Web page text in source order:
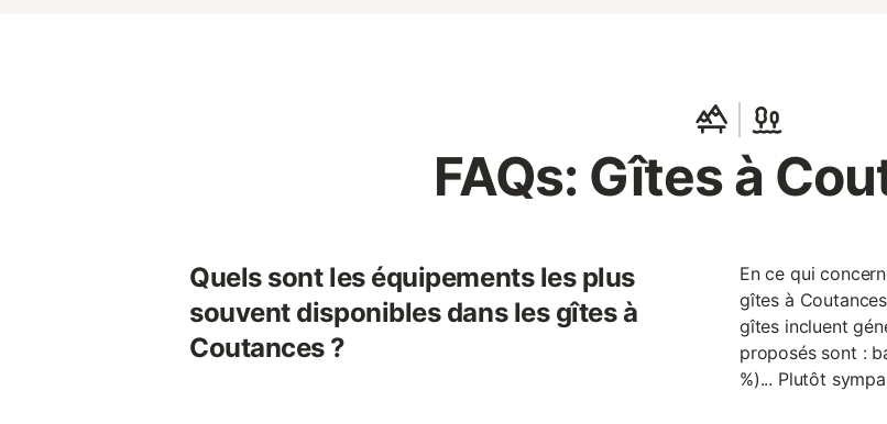
FAQs: Gîtes à
Quels sont les équipements les plus
souvent disponibles dans les gîtes à
Coutances ?
En ce qui
gîtes à
gîtes incluent
proposés sont :
%)... Plutôt